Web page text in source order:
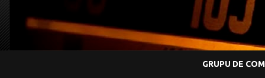
GRUPU DE